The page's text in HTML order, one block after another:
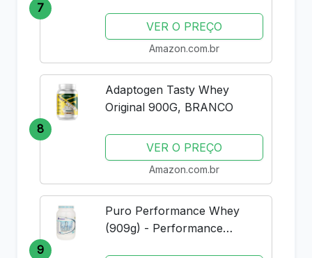
7
VER O PREÇO
Amazon.com.br
8
Adaptogen Tasty Whey
Original 900G, BRANCO
VER O PREÇO
Amazon.com.br
9
Puro Performance Whey
(909g) - Performance